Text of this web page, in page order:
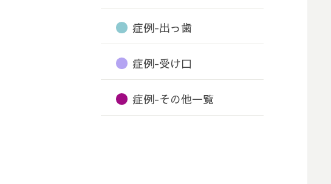
症例-出っ歯
症例-受け口
症例-その他一覧